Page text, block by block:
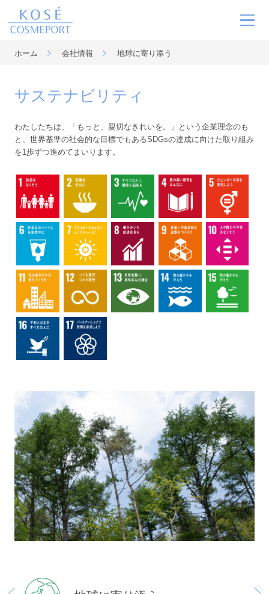
English Chinese
サステナビリティ
会社情報
ホーム 会社情報 地球に寄り添う
サステナビリティ
わたしたちは、「もっと、親切なきれいを。」という企業理念のも
と、世界基準の社会的な目標でもあるSDGsの達成に向けた取り組み
を1歩ずつ進めてまいります。